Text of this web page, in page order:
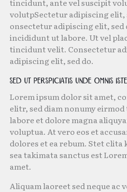
volutpSectetur adipiscing elit,
onsectetur adipiscing elit, sed
incididunt ut labore. Ut vel
tincidunt velit. Consectetur
adipiscing elit, sed do.
Sed ut perspiciatis unde omnis
Lorem ipsum dolor sit amet,
elitr, sed diam nonumy
labore et dolore magna
voluptua. At vero eos et
dolores et ea rebum. Stet clita
sea takimata sanctus est
amet.
Aliquam laoreet sed neque ac